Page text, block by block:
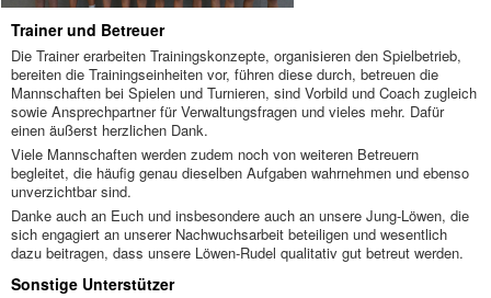
Trainer und Betreuer
Die Trainer erarbeiten Trainingskonzepte, organisieren den Spielbetrieb,
bereiten die Trainingseinheiten vor, führen diese durch, betreuen die
Mannschaften bei Spielen und Turnieren, sind Vorbild und Coach zugleich
sowie Ansprechpartner für Verwaltungsfragen und vieles mehr. Dafür
einen äußerst herzlichen Dank.
Viele Mannschaften werden zudem noch von weiteren Betreuern
begleitet, die häufig genau dieselben Aufgaben wahrnehmen und ebenso
unverzichtbar sind.
Danke auch an Euch und insbesondere auch an unsere Jung-Löwen, die
sich engagiert an unserer Nachwuchsarbeit beteiligen und wesentlich
dazu beitragen, dass unsere Löwen-Rudel qualitativ gut betreut werden.
Sonstige Unterstützer